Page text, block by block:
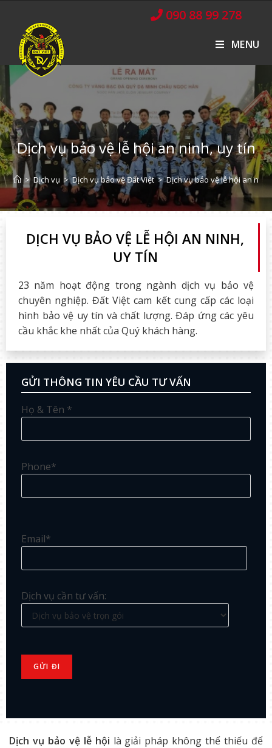
090 88 99 278
MENU
Dịch vụ bảo vệ lễ hội an ninh, uy tín
> Dịch vụ > Dịch vụ bảo vệ Đất Việt > Dịch vụ bảo vệ lễ hội an
DỊCH VỤ BẢO VỆ LỄ HỘI AN NINH,
UY TÍN
23 năm hoạt động trong ngành dịch vụ bảo vệ
chuyên nghiệp. Đất Việt cam kết cung cấp các loại
hình bảo vệ uy tín và chất lượng. Đáp ứng các yêu
cầu khắc khe nhất của Quý khách hàng.
GỬI THÔNG TIN YÊU CẦU TƯ VẤN
Họ & Tên *
Phone*
Email*
Dịch vụ cần tư vấn:
Dịch vụ bảo vệ lễ hội là giải pháp không thể thiếu để